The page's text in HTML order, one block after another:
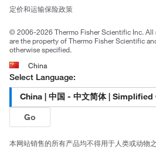
定价和运输保险政策
© 2006-2026 Thermo Fisher Scientific Inc. All
are the property of Thermo Fisher Scientific
otherwise specified.
China
Select Language:
Go
本网站销售的所有产品均不得用于人类或动物